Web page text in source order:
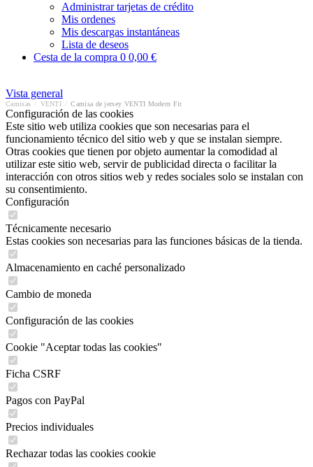
Administrar tarjetas de crédito
Mis ordenes
Mis descargas instantáneas
Lista de deseos
Cesta de la compra 0 0,00 €
Vista general
Camisas VENTI Camisa de jersey VENTI Modern Fit
Configuración de las cookies
Este sitio web utiliza cookies que son necesarias para el
funcionamiento técnico del sitio web y que se instalan siempre.
Otras cookies que tienen por objeto aumentar la comodidad al
utilizar este sitio web, servir de publicidad directa o facilitar la
interacción con otros sitios web y redes sociales solo se instalan con
su consentimiento.
Configuración
Técnicamente necesario
Estas cookies son necesarias para las funciones básicas de la tienda.
Almacenamiento en caché personalizado
Cambio de moneda
Configuración de las cookies
Cookie "Aceptar todas las cookies"
Ficha CSRF
Pagos con PayPal
Precios individuales
Rechazar todas las cookies cookie